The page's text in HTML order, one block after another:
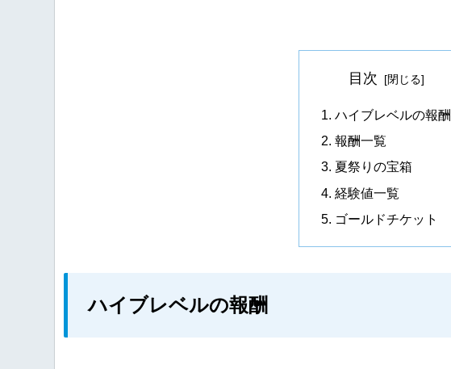
目次
ハイブレベルの報酬
報酬一覧
夏祭りの宝箱
経験値一覧
ゴールドチケット
ハイブレベルの報酬